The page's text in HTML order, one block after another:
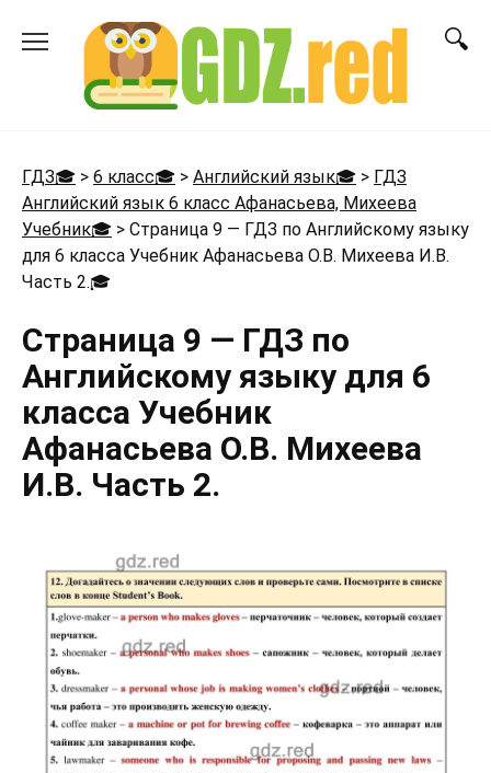
ГДЗ🎓 > 6 класс🎓 > Английский язык🎓 > ГДЗ
Английский язык 6 класс Афанасьева, Михеева
Учебник🎓 > Страница 9 — ГДЗ по Английскому языку
для 6 класса Учебник Афанасьева О.В. Михеева И.В.
Часть 2.🎓
Страница 9 — ГДЗ по
Английскому языку для 6
класса Учебник
Афанасьева О.В. Михеева
И.В. Часть 2.